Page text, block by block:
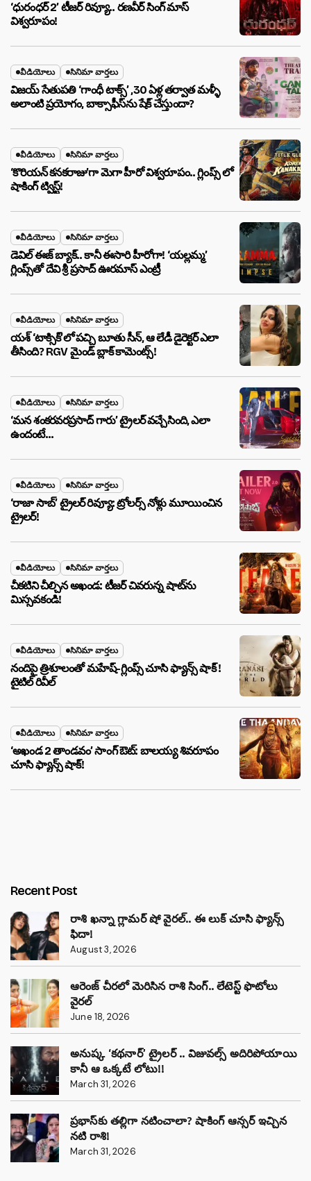
‘ధురంధర్ 2’ టీజర్ రివ్యూ.. రణవీర్ సింగ్ మాస్
విశ్వరూపం!
వీడియోలు సినిమా వార్తలు
విజయ్ సేతుపతి ‘గాంధీ టాక్స్’ ,30 ఏళ్ల తర్వాత మళ్ళీ
అలాంటి ప్రయోగం, బాక్సాఫీస్‌ను షేక్ చేస్తుందా?
వీడియోలు సినిమా వార్తలు
‘కొరియన్ కనకరాజు’గా మెగా హీరో విశ్వరూపం.. గ్లింప్స్ లో
షాకింగ్ ట్విస్ట్!
వీడియోలు సినిమా వార్తలు
డెవిల్ ఈజ్ బ్యాక్.. కానీ ఈసారి హీరోగా! ‘యల్లమ్మ’
గ్లింప్స్‌తో దేవి శ్రీ ప్రసాద్ ఊరమాస్ ఎంట్రీ
వీడియోలు సినిమా వార్తలు
యశ్ ‘టాక్సిక్’లో పచ్చి బూతు సీన్, ఆ లేడీ డైరెక్టర్ ఎలా
తీసింది? RGV మైండ్ బ్లాక్ కామెంట్స్!
వీడియోలు సినిమా వార్తలు
‘మన శంకరవరప్రసాద్ గారు’ ట్రైలర్ వచ్చేసింది, ఎలా
ఉందంటే…
వీడియోలు సినిమా వార్తలు
‘రాజా సాబ్’ ట్రైలర్ రివ్యూ: ట్రోలర్స్ నోళ్లు మూయించిన
ట్రైలర్!
వీడియోలు సినిమా వార్తలు
చీకటిని చీల్చిన అఖండ: టీజర్ చివరున్న షాట్‌ను
మిస్సవకండి!
వీడియోలు సినిమా వార్తలు
నందిపై త్రిశూలంతో మహేష్-గ్లింప్స్ చూసి ఫ్యాన్స్ షాక్ !
టైటిల్ రివీల్
వీడియోలు సినిమా వార్తలు
‘అఖండ 2 తాండవం’ సాంగ్ ఔట్: బాలయ్య శివరూపం
చూసి ఫ్యాన్స్ షాక్!
Recent Post
రాశి ఖన్నా గ్లామర్ షో వైరల్.. ఈ లుక్ చూసి ఫ్యాన్స్
ఫిదా!
August 3, 2026
ఆరెంజ్ చీరలో మెరిసిన రాశి సింగ్.. లేటెస్ట్ ఫొటోలు
వైరల్
June 18, 2026
అనుష్క ‘కథనార్’ ట్రైలర్ .. విజువల్స్ అదిరిపోయాయి
కానీ ఆ ఒక్కటే లోటు!!
March 31, 2026
ప్రభాస్‌కు తల్లిగా నటించాలా? షాకింగ్ ఆన్సర్ ఇచ్చిన
నటి రాశి!
March 31, 2026